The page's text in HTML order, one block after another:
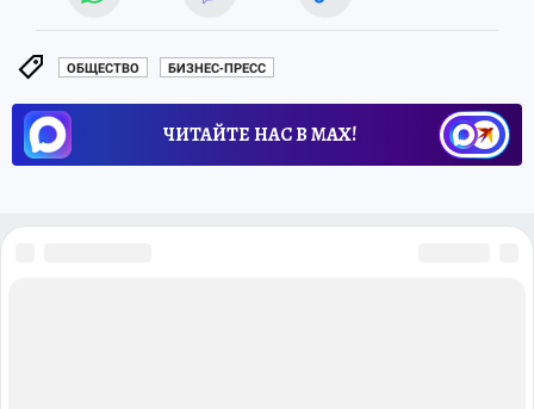
ОБЩЕСТВО БИЗНЕС-ПРЕСС
ЧИТАЙТЕ НАС В МАХ!